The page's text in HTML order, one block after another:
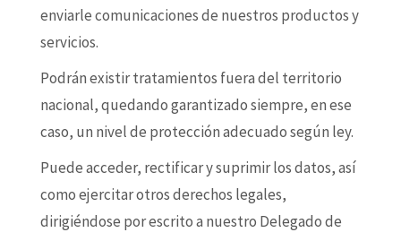
enviarle comunicaciones de nuestros productos y
servicios.
Podrán existir tratamientos fuera del territorio
nacional, quedando garantizado siempre, en ese
caso, un nivel de protección adecuado según ley.
Puede acceder, rectificar y suprimir los datos, así
como ejercitar otros derechos legales,
dirigiéndose por escrito a nuestro Delegado de